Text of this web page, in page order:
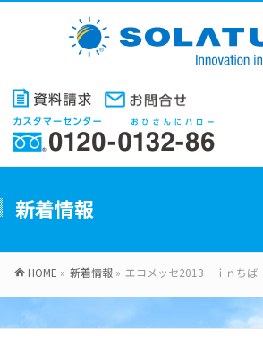
新着情報
HOME » 新着情報 » エコメッセ2013 ｉｎちば